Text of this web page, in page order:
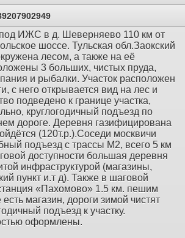
под ИЖС в д. Шеверняево 110 км от
шоссе. Тульская обл.Заокский
лесом, а также на её
3 больших, чистых пруда,
и рыбалки. Участок расположен
с него открывается вид на лес и
подведено к границе участка,
круглогодичный подъезд по
дороге. Деревня газифицирована
(120т.р.).Соседи москвичи
подъезд с трассы М2, всего 5 км
доступности большая деревня
инфраструктурой (магазины,
пункт и.т д). Также в шаговой
«Пахомово» 1.5 км. пешим
магазин, дороги зимой чистят
подъезд к участку.
оформлены.